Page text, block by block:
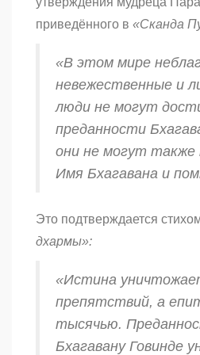
приведённого в «Сканда
«В этом мире
невежественные и
люди не могут
преданности
они не могут
Имя Бхагавана и
Это подтверждается
дхармы»:
«Истина
препятствий, а
тысячью.
Бхагавану Говинде